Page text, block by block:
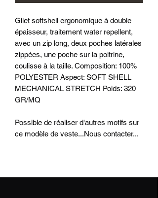
Gilet softshell ergonomique à double
épaisseur, traitement water repellent,
avec un zip long, deux poches latérales
zippées, une poche sur la poitrine,
coulisse à la taille. Composition: 100%
POLYESTER Aspect: SOFT SHELL
MECHANICAL STRETCH Poids: 320
GR/MQ
Possible de réaliser d'autres motifs sur
ce modèle de veste...Nous contacter...